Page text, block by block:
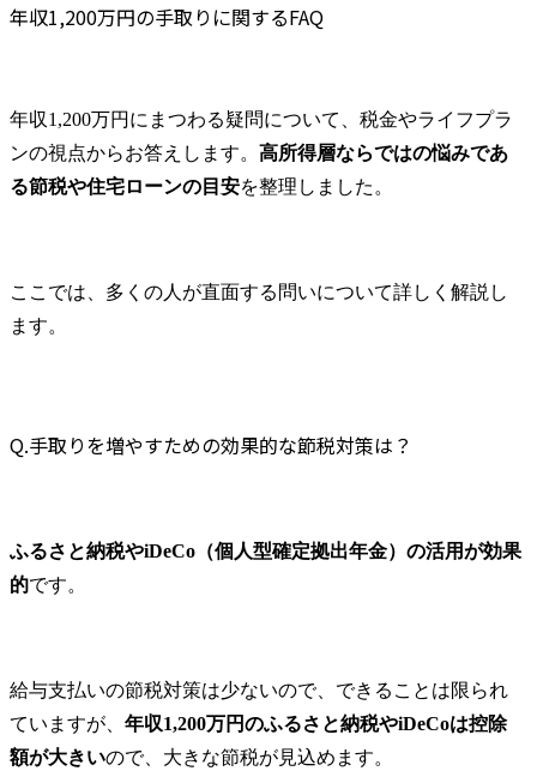
年収1,200万円の手取りに関するFAQ
年収1,200万円にまつわる疑問について、税金やライフプラ
ンの視点からお答えします。 高所得層ならではの悩みであ
る節税や住宅ローンの目安を整理しました。
ここでは、多くの人が直面する問いについて詳しく解説し
ます。
Q.手取りを増やすための効果的な節税対策は？
ふるさと納税やiDeCo（個人型確定拠出年金）の活用が効果
的です。
給与支払いの節税対策は少ないので、できることは限られ
ていますが、 年収1,200万円のふるさと納税やiDeCoは控除
額が大きいので、大きな節税が見込めます。